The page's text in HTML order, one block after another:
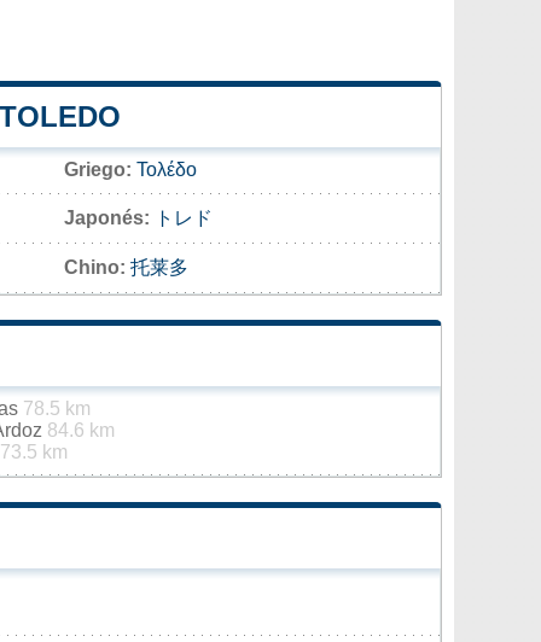
Griego: Τολέδο
Japonés: トレド
Chino: 托莱多
78.5 km
84.6 km
km